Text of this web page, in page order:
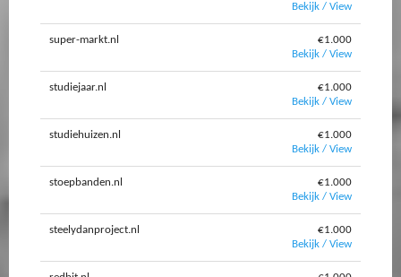
Bekijk / View
super-markt.nl
€1.000
Bekijk / View
studiejaar.nl
€1.000
Bekijk / View
studiehuizen.nl
€1.000
Bekijk / View
stoepbanden.nl
€1.000
Bekijk / View
steelydanproject.nl
€1.000
Bekijk / View